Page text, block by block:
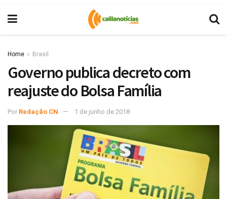
Home Brasil
Governo publica decreto com
reajuste do Bolsa Família
Por Redação CN 1 de junho de 2018